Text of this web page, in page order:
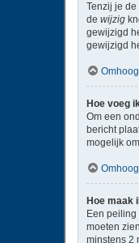
Tenzij je
de wijzig
gewijzigd
gewijzigd
Omhoog
Hoe voeg
Om een
bericht
mogelijk
Omhoog
Hoe maak
Een
moeten
minstens 2